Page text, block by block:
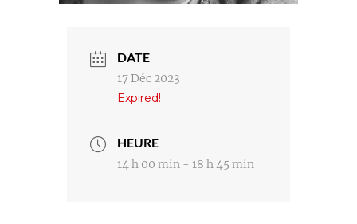
DATE
17 Déc 2023
Expired!
HEURE
14 h 00 min - 18 h 45 min